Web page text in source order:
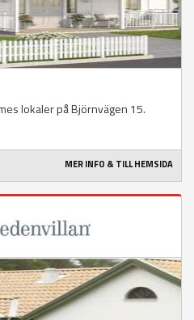
lokaler på Björnvägen 15.
MER INFO & TILL HEMSIDA